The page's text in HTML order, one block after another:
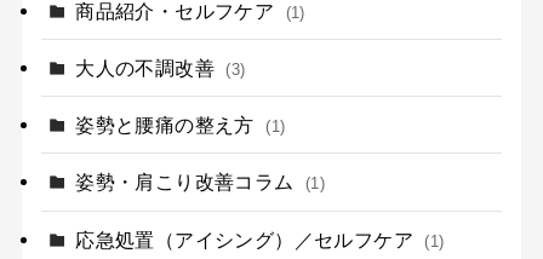
商品紹介・セルフケア (1)
大人の不調改善 (3)
姿勢と腰痛の整え方 (1)
姿勢・肩こり改善コラム (1)
応急処置（アイシング）／セルフケア (1)